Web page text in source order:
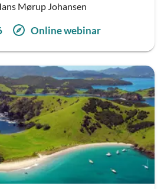
Mørup Johansen
Online webinar